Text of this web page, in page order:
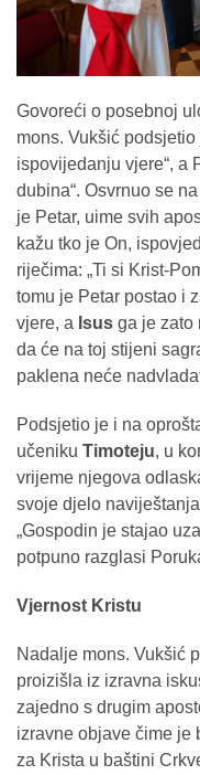
Govoreći o posebnoj
mons. Vukšić
ispovijedanju vjere“, a
dubina“. Osvrnuo se
je Petar, uime svih
kažu tko je On,
riječima: „Ti si Krist-
tomu je Petar postao i
vjere, a Isus ga je zato
da će na toj stijeni
paklena neće
Podsjetio je i na
učeniku Timoteju, u
vrijeme njegova
svoje djelo
„Gospodin je stajao
potpuno razglasi
Vjernost Kristu
Nadalje mons. Vukšić
proizišla iz izravna
zajedno s drugim
izravne objave čime je
za Krista u baštini